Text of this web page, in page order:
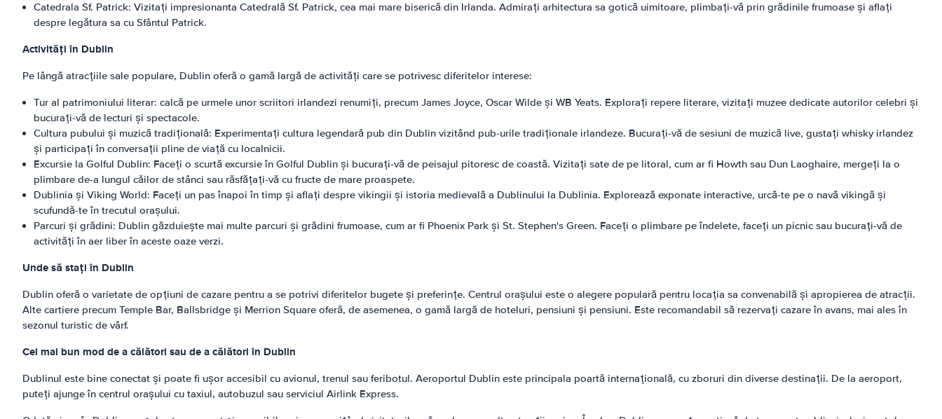
Catedrala Sf. Patrick: Vizitați impresionanta Catedrală Sf. Patrick, cea mai mare biserică din Irlanda. Admirați arhitectura sa gotică uimitoare, plimbați-vă prin grădinile frumoase și aflați
despre legătura sa cu Sfântul Patrick.
Activități în Dublin
Pe lângă atracțiile sale populare, Dublin oferă o gamă largă de activități care se potrivesc diferitelor interese:
Tur al patrimoniului literar: calcă pe urmele unor scriitori irlandezi renumiți, precum James Joyce, Oscar Wilde și WB Yeats. Explorați repere literare, vizitați muzee dedicate autorilor celebri și
bucurați-vă de lecturi și spectacole.
Cultura pubului și muzică tradițională: Experimentați cultura legendară pub din Dublin vizitând pub-urile tradiționale irlandeze. Bucurați-vă de sesiuni de muzică live, gustați whisky irlandez
și participați în conversații pline de viață cu localnicii.
Excursie la Golful Dublin: Faceți o scurtă excursie în Golful Dublin și bucurați-vă de peisajul pitoresc de coastă. Vizitați sate de pe litoral, cum ar fi Howth sau Dun Laoghaire, mergeți la o
plimbare de-a lungul căilor de stânci sau răsfățați-vă cu fructe de mare proaspete.
Dublinia și Viking World: Faceți un pas înapoi în timp și aflați despre vikingii și istoria medievală a Dublinului la Dublinia. Explorează exponate interactive, urcă-te pe o navă vikingă și
scufundă-te în trecutul orașului.
Parcuri și grădini: Dublin găzduiește mai multe parcuri și grădini frumoase, cum ar fi Phoenix Park și St. Stephen's Green. Faceți o plimbare pe îndelete, faceți un picnic sau bucurați-vă de
activități în aer liber în aceste oaze verzi.
Unde să stați în Dublin
Dublin oferă o varietate de opțiuni de cazare pentru a se potrivi diferitelor bugete și preferințe. Centrul orașului este o alegere populară pentru locația sa convenabilă și apropierea de atracții.
Alte cartiere precum Temple Bar, Ballsbridge și Merrion Square oferă, de asemenea, o gamă largă de hoteluri, pensiuni și pensiuni. Este recomandabil să rezervați cazare în avans, mai ales în
sezonul turistic de vârf.
Cel mai bun mod de a călători sau de a călători în Dublin
Dublinul este bine conectat și poate fi ușor accesibil cu avionul, trenul sau feribotul. Aeroportul Dublin este principala poartă internațională, cu zboruri din diverse destinații. De la aeroport,
puteți ajunge în centrul orașului cu taxiul, autobuzul sau serviciul Airlink Express.